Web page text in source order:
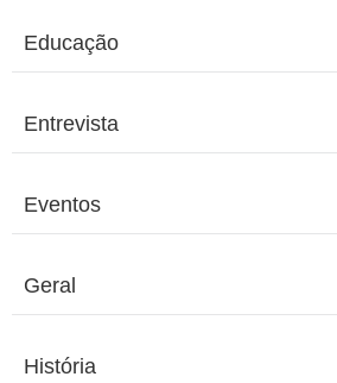
Educação
Entrevista
Eventos
Geral
História